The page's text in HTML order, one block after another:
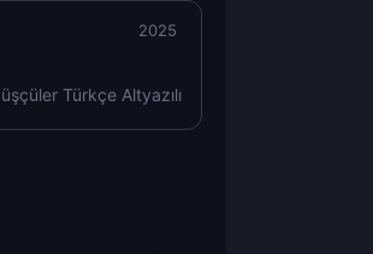
Türkçe Altyazılı
2025